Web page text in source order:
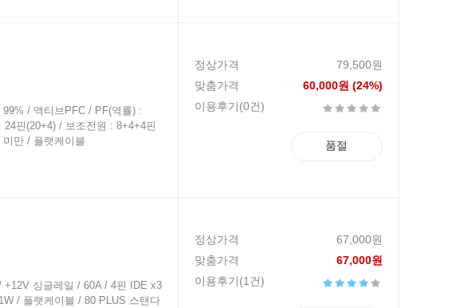
/ 액티브PFC / PF(역률) :
핀(20+4) / 보조전원 : 8+4+4핀
만 / 플랫케이블
정상가격
79,500원
맞춤가격
60,000원 (24%)
이용후기(0건)
품절
싱글레일 / 60A / 4핀 IDE x3
/ 플랫케이블 / 80 PLUS 스탠다
정상가격
67,000원
맞춤가격
67,000원
이용후기(1건)